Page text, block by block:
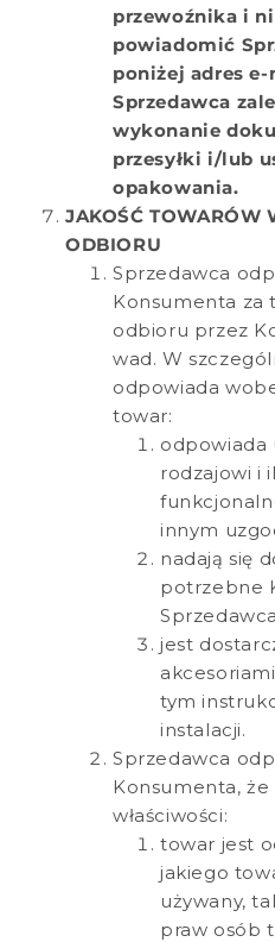
przewoźnika i
powiadomić
poniżej adres
Sprzedawca
wykonanie
przesyłki i/lub
opakowania.
JAKOŚĆ TOWARÓW
ODBIORU
Sprzedawca
Konsumenta za
odbioru przez
wad. W
odpowiada
towar:
odpowiada
rodzajowi i
innym
nadają się
potrzebne
jest
tym
instalacji.
Sprzedawca
Konsumenta,
właściwości:
towar jest
jakiego
używany,
praw osób